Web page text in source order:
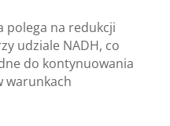
polega na redukcji
udziale NADH, co
do kontynuowania
warunkach